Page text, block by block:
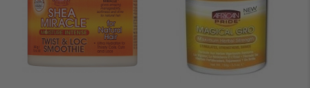
ml
aantal